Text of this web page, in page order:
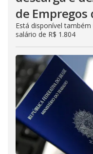
de Empregos
Está disponível
salário de R$ 1.804